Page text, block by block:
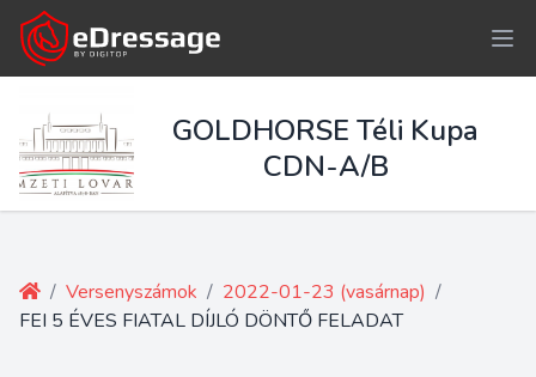
GOLDHORSE Téli Kupa
CDN-A/B
/ Versenyszámok / 2022-01-23 (vasárnap) /
FEI 5 ÉVES FIATAL DÍJLÓ DÖNTŐ FELADAT